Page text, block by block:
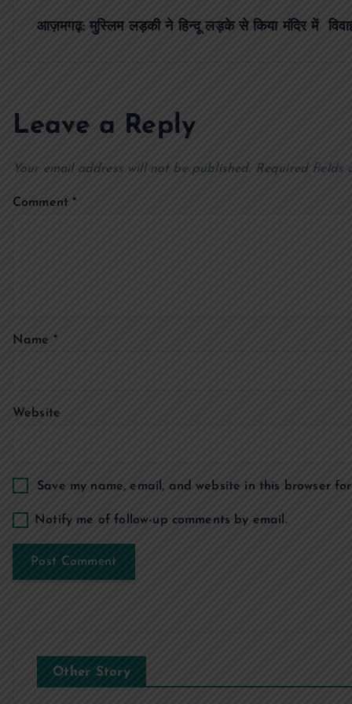
n
a
v
a
i
o
n
आज़मगढ़: मुस्लिम लड़की ने हिन्दू लड़के से किया मंदिर में
Leave a Reply
Your email address will not be published. Required fields
Comment*
Name *
Website
Save my name, email, and website in this browser
Notify me of follow-up comments by email.
Other Story